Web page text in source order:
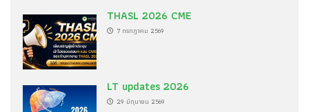
THASL 2026 CME
7 กรกฎาคม 2569
LT updates 2026
29 มิถุนายน 2569